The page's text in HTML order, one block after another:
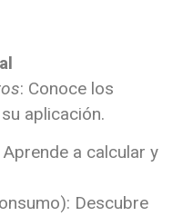
: Conoce los
aplicación.
a calcular y
Descubre